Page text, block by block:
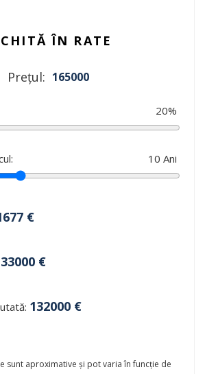
ÎN RATE
Prețul: 165000
20%
10 Ani
€
33000 €
132000 €
sunt aproximative și pot varia în funcție de